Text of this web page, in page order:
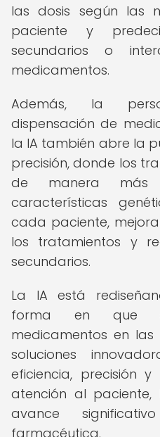
las dosis según las
paciente y
secundarios o
medicamentos.
Además, la
dispensación de
la IA también abre la
precisión, donde los
de manera
características
cada paciente,
los tratamientos y
secundarios.
La IA está
forma en que
medicamentos en
soluciones
eficiencia, precisión
atención al
avance
farmacéutica.